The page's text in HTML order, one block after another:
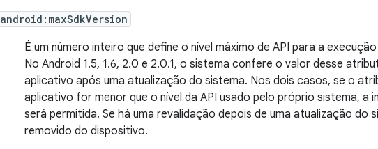
android:maxSdkVersion
É um número inteiro que define o nível máximo de API para a
No Android 1.5, 1.6, 2.0 e 2.0.1, o sistema confere o valor desse
aplicativo após uma atualização do sistema. Nos dois casos, se o
aplicativo for menor que o nível da API usado pelo próprio sistema, a
será permitida. Se há uma revalidação depois de uma atualização do
removido do dispositivo.